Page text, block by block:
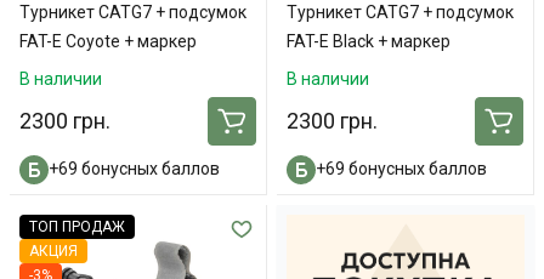
Турникет CATG7 + подсумок
FAT-E Coyote + маркер
В наличии
2300 грн.
+69 бонусных баллов
Турникет CATG7 + подсумок
FAT-E Black + маркер
В наличии
2300 грн.
+69 бонусных баллов
ТОП ПРОДАЖ
АКЦИЯ
-3%